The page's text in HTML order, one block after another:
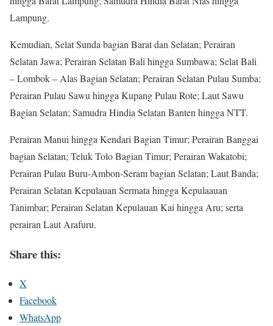
Lampung.
Kemudian, Selat Sunda bagian Barat dan Selatan; Perairan
Selatan Jawa; Perairan Selatan Bali hingga Sumbawa; Selat Bali
– Lombok – Alas Bagian Selatan; Perairan Selatan Pulau Sumba;
Perairan Pulau Sawu hingga Kupang Pulau Rote; Laut Sawu
Bagian Selatan; Samudra Hindia Selatan Banten hingga NTT.
Perairan Manui hingga Kendari Bagian Timur; Perairan Banggai
bagian Selatan; Teluk Tolo Bagian Timur; Perairan Wakatobi;
Perairan Pulau Buru-Ambon-Seram bagian Selatan; Laut Banda;
Perairan Selatan Kepulauan Sermata hingga Kepulaauan
Tanimbar; Perairan Selatan Kepulauan Kai hingga Aru; serta
perairan Laut Arafuru.
Share this:
X
Facebook
WhatsApp